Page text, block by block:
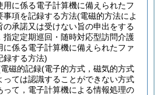
用に係る電子計算機に備えられたフ
事項を記録する方法(電磁的方法によ
の承諾又は受けない旨の申出をする
指定定期巡回・随時対応型訪問介護
に係る電子計算機に備えられたファ
録する方法)
磁的記録(電子的方式，磁気的方式
っては認識することができない方式
って，電子計算機による情報処理の